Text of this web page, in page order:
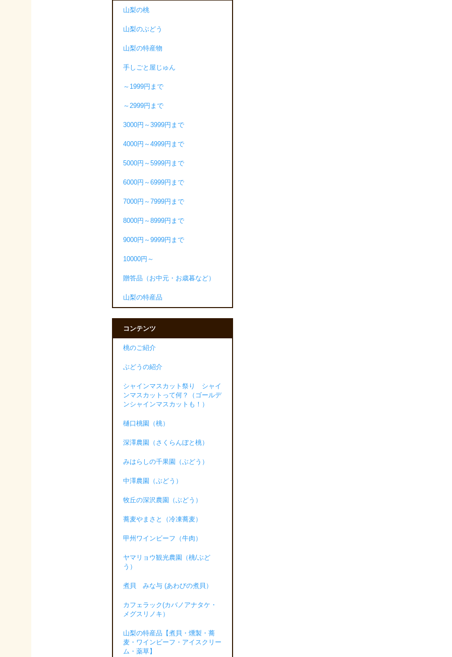
山梨の桃
山梨のぶどう
山梨の特産物
手しごと屋じゅん
～1999円まで
～2999円まで
3000円～3999円まで
4000円～4999円まで
5000円～5999円まで
6000円～6999円まで
7000円～7999円まで
8000円～8999円まで
9000円～9999円まで
10000円～
贈答品（お中元・お歳暮など）
山梨の特産品
コンテンツ
桃のご紹介
ぶどうの紹介
シャインマスカット祭り シャイ
ンマスカットって何？（ゴールデ
ンシャインマスカットも！）
樋口桃園（桃）
深澤農園（さくらんぼと桃）
みはらしの千果園（ぶどう）
中澤農園（ぶどう）
牧丘の深沢農園（ぶどう）
蕎麦やまさと（冷凍蕎麦）
甲州ワインビーフ（牛肉）
ヤマリョウ観光農園（桃/ぶど
う）
煮貝 みな与 (あわびの煮貝）
カフェラック(カバノアナタケ・
メグスリノキ）
山梨の特産品【煮貝・燻製・蕎
麦・ワインビーフ・アイスクリー
ム・薬草】